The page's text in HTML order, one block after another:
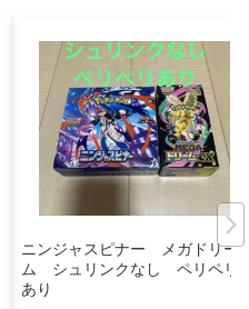
ニンジャスピナー メガドリー
ム シュリンクなし ペリペリ
あり